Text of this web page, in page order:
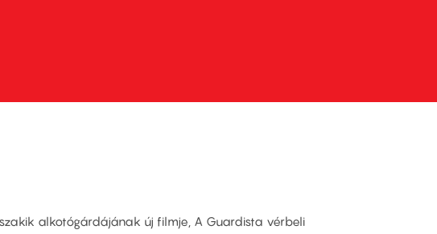
alkotógárdájának új filmje, A Guardista vérbeli